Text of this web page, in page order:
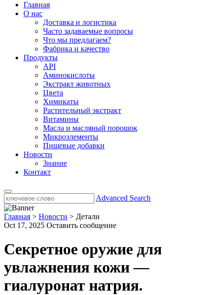
Главная
О нас
Доставка и логистика
Часто задаваемые вопросы
Что мы предлагаем?
Фабрика и качество
Продукты
API
Аминокислоты
Экстракт животных
Цвета
Химикаты
Растительный экстракт
Витамины
Масла и масляный порошок
Микроэлементы
Пищевые добавки
Новости
Знание
Контакт
Advanced Search
Главная > Новости > Детали
Oct 17, 2025 Оставить сообщение
Секретное оружие для
увлажнения кожи —
гиалуронат натрия.